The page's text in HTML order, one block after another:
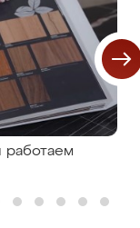
работаем